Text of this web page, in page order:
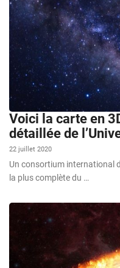
Voici la carte en
détaillée de
22 juillet 2020
Un consortium international
la plus complète du …